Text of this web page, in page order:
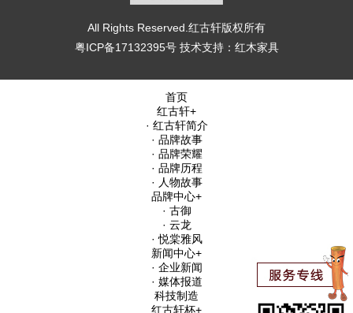
All Rights Reserved.红古轩版权所有
粤ICP备17132395号技术支持： 红木家具
首页
红古轩+
· 红古轩简介
· 品牌故事
· 品牌荣耀
· 品牌历程
· 人物故事
品牌中心+
· 古御
· 云龙
· 悦棠雅风
新闻中心+
· 企业新闻
· 媒体报道
科技制造
红古轩杯+